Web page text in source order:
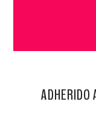
ADHERIDO